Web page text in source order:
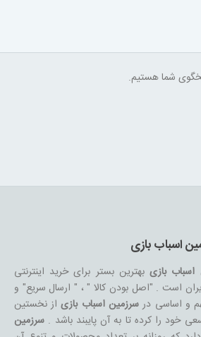
اسباب بازی
بازیبهترین بستر برای خرید اینترنتی
است . "اصل بودن کالا " ، " ارسال سریع" و
و اساسی در سرزمین اسباب بازیاز نخستین
خود را کرده تا به آن پایبند باشد .سرزمین